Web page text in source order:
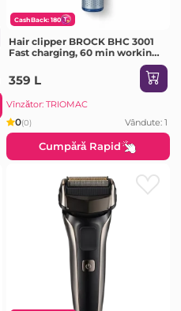
CashBack: 180
Hair clipper BROCK BHC 3001
Fast charging, 60 min working
adjustible cutting comb, 2
cutting combs: 1-15.5mm and
359 L
Vînzător: TRIOMAC
0(0) Vândute: 1
Cumpără Rapid